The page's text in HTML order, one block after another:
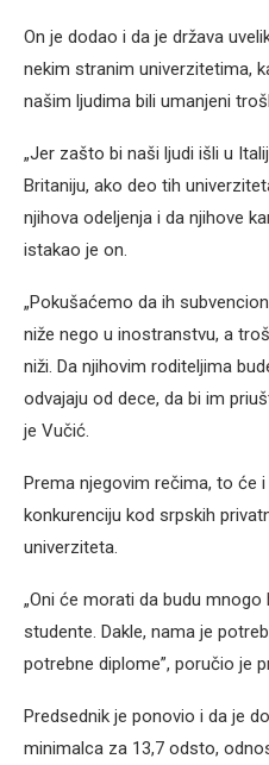
On je dodao i da je država
nekim stranim univerzitetima,
našim ljudima bili umanjeni
„Jer zašto bi naši ljudi išli u
Britaniju, ako deo tih
njihova odeljenja i da njihove
istakao je on.
„Pokušaćemo da ih
niže nego u inostranstvu, a
niži. Da njihovim roditeljima
odvajaju od dece, da bi im
je Vučić.
Prema njegovim rečima, to će
konkurenciju kod srpskih
univerziteta.
„Oni će morati da budu
studente. Dakle, nama je
potrebne diplome”, poručio je
Predsednik je ponovio i da je
minimalca za 13,7 odsto,